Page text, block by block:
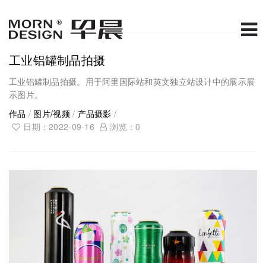
工业铝罐制品拍摄
工业铝罐制品拍摄。用于阿里国际站和英文独立站设计中的展示展
示图片。
作品 / 图片/视频/ 产品摄影 /
日期：2022-09-16
浏览：0